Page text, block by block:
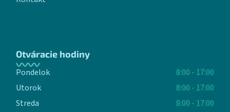
Otváracie hodiny
Pondelok
8:00 - 17:00
Utorok
8:00 - 17:00
Streda
8:00 - 17:00